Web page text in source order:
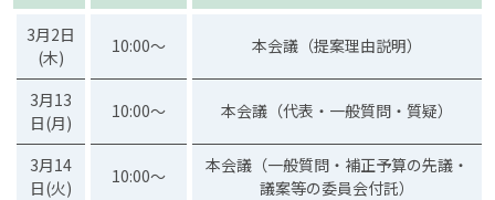
3月2日
(木)
10:00～ 本会議（提案理由説明）
3月13
日(月)
10:00～ 本会議（代表・一般質問・質疑）
3月14
日(火)
10:00～
本会議（一般質問・補正予算の先議・
議案等の委員会付託）